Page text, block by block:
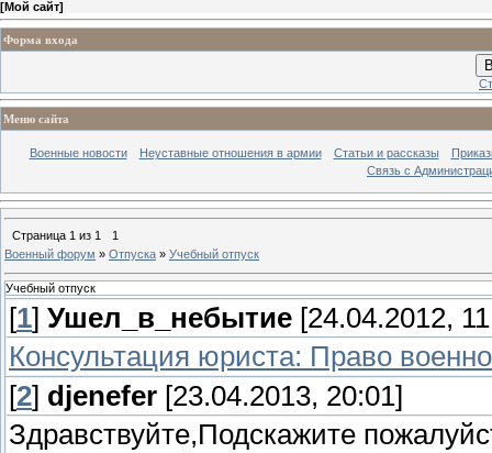
[Мой сайт]
Форма входа
Меню сайта
Военные новости Неуставные отношения в армии Статьи и рассказы
Связь с
Страница 1 из 1
1
Военный форум » Отпуска » Учебный отпуск
Учебный отпуск
[1] Ушел_в_небытие [24.04.2012,
Консультация юриста: Право
[2] djenefer [23.04.2013, 20:01]
Здравствуйте,Подскажите